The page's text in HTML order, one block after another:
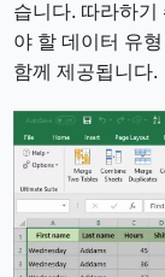
습니다. 따라하기
야 할 데이터 유
함께 제공됩니다.